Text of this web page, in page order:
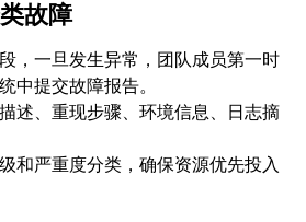
故障
，一旦发生异常，团队成员第一时
中提交故障报告。
述、重现步骤、环境信息、日志摘
和严重度分类，确保资源优先投入